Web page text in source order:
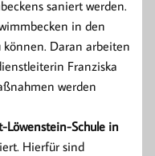
saniert werden.
in den
Daran arbeiten
Franziska
werden
Löwenstein-Schule in
Hierfür sind